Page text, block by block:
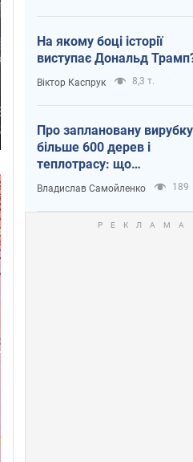
На якому боці історії
виступає Дональд
Віктор Каспрук 8,3 т.
Про заплановану вирубку
більше 600 дерев і
теплотрасу: що
відбувається на Теремках
у Києві
Владислав Самойленко 189